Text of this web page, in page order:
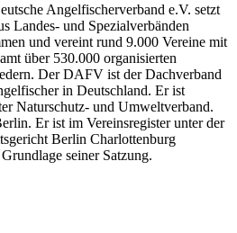
Angelfischerverband e.V. setzt
Landes- und Spezialverbänden
und vereint rund 9.000 Vereine mit
über 530.000 organisierten
Der DAFV ist der Dachverband
in Deutschland. Er ist
Naturschutz- und Umweltverband.
Er ist im Vereinsregister unter der
Berlin Charlottenburg
seiner Satzung.